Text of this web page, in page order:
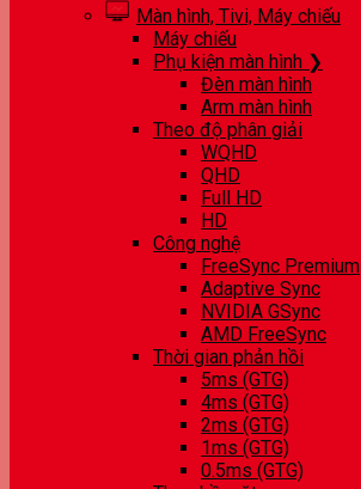
Màn hình, Tivi, Máy chiếu
Máy chiếu
Phụ kiện màn hình ❯
Đèn màn hình
Arm màn hình
Theo độ phân giải
WQHD
QHD
Full HD
HD
Công nghệ
FreeSync Premium
Adaptive Sync
NVIDIA GSync
AMD FreeSync
Thời gian phản hồi
5ms (GTG)
4ms (GTG)
2ms (GTG)
1ms (GTG)
0.5ms (GTG)